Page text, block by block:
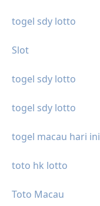
togel sdy lotto
Slot
togel sdy lotto
togel sdy lotto
togel macau hari ini
toto hk lotto
Toto Macau